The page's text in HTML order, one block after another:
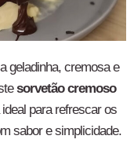
geladinha, cremosa e
sorvetão cremoso
para refrescar os
sabor e simplicidade.